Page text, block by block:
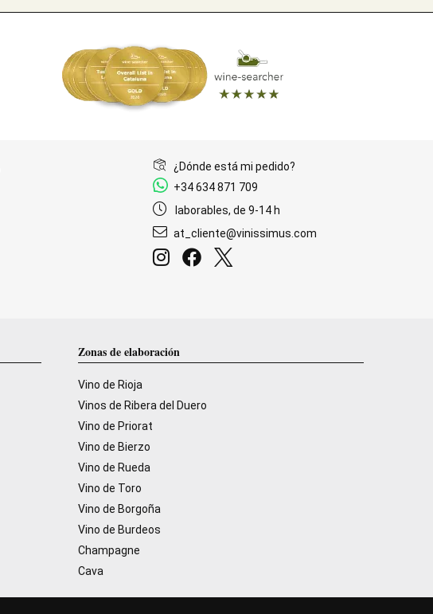
¿Dónde está mi pedido?
+34 634 871 709
laborables, de 9-14 h
at_cliente@vinissimus.com
Zonas de elaboración
Vino de Rioja
Vinos de Ribera del Duero
Vino de Priorat
Vino de Bierzo
Vino de Rueda
Vino de Toro
Vino de Borgoña
Vino de Burdeos
Champagne
Cava